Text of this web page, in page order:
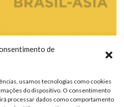
de
usamos tecnologias como cookies
do dispositivo. O consentimento
processar dados como comportamento